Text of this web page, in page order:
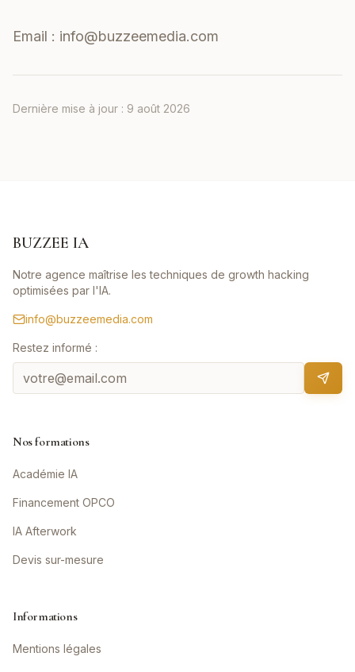
Email : info@buzzeemedia.com
Dernière mise à jour : 9 août 2026
BUZZEE IA
Notre agence maîtrise les techniques de growth hacking
optimisées par l'IA.
info@buzzeemedia.com
Restez informé :
Nos formations
Académie IA
Financement OPCO
IA Afterwork
Devis sur-mesure
Informations
Mentions légales